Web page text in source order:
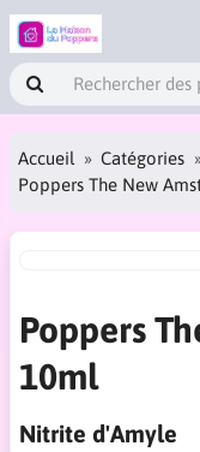
Accueil Catégories
Poppers The New
Poppers
10ml
Nitrite d'Amyle